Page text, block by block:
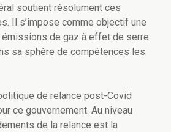
soutient résolument ces
Il s’impose comme objectif une
de gaz à effet de serre
sa sphère de compétences les
de relance post-Covid
ce gouvernement. Au niveau
de la relance est la